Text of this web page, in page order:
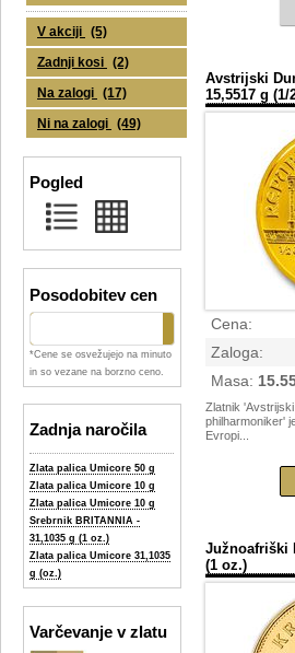
V akciji (5)
Zadnji kosi (2)
Na zalogi (17)
Ni na zalogi (49)
Pogled
Posodobitev cen
*Cene se osvežujejo na minuto
in so vezane na borzno ceno.
Zadnja naročila
Zlata palica Umicore 50 g
Zlata palica Umicore 10 g
Zlata palica Umicore 10 g
Srebrnik BRITANNIA -
31,1035 g (1 oz.)
Zlata palica Umicore 31,1035
g (oz.)
Varčevanje v zlatu
Avstrijski
15,5517 g (1/
Cena:
Zaloga:
Masa:
Zlatnik
philharmoniker'
Evropi...
Južnoafriški
(1 oz.)